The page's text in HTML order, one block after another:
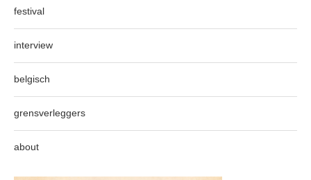
festival
interview
belgisch
grensverleggers
about